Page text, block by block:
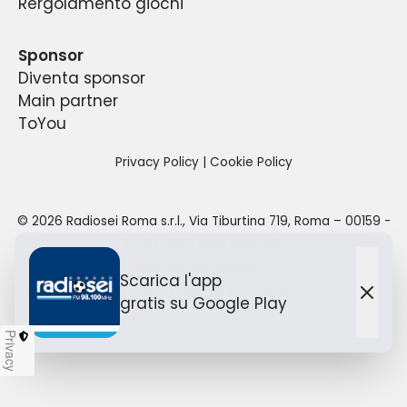
a partire dalle 6:00 del mattino sino alle 24:00
della propria sede.
Sponsor
Diventa sponsor
Main partner
ToYou
Privacy Policy| Cookie Policy
© 2026 Radiosei Roma s.r.l., Via Tiburtina 719, Roma – 00159 -
Designed with by TO
Scarica l'app
gratis su Google Play
Privacy